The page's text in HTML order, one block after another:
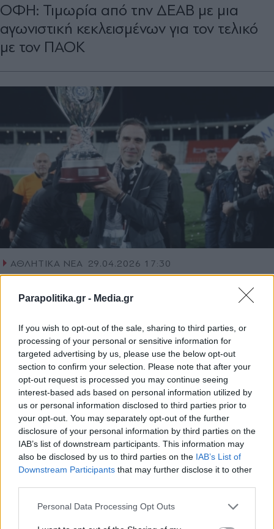
Parapolitika.gr - Media.gr
If you wish to opt-out of the sale, sharing to third parties, or
processing of your personal or sensitive information for
targeted advertising by us, please use the below opt-out
section to confirm your selection. Please note that after your
opt-out request is processed you may continue seeing
interest-based ads based on personal information utilized by
us or personal information disclosed to third parties prior to
your opt-out. You may separately opt-out of the further
disclosure of your personal information by third parties on the
IAB’s list of downstream participants. This information may
also be disclosed by us to third parties on the IAB’s List of
Downstream Participants that may further disclose it to other
Personal Data Processing Opt Outs
ΟΦΗ: Τιμωρία από την ΔΕΑΒ με μια
αγωνιστική κεκλεισμένων για τον τελικό
με τον ΠΑΟΚ
ΑΘΛΗΤΙΚΑ ΝΕΑ 29.04.2026 17:30
ΘΕΜΗΣ ΛΙΟΥΔΑΚΗΣ
Μεγάλη κίνηση από τον Ηλία
του Μανώλη Λιδάκη
Εγγραφή στο newsletter